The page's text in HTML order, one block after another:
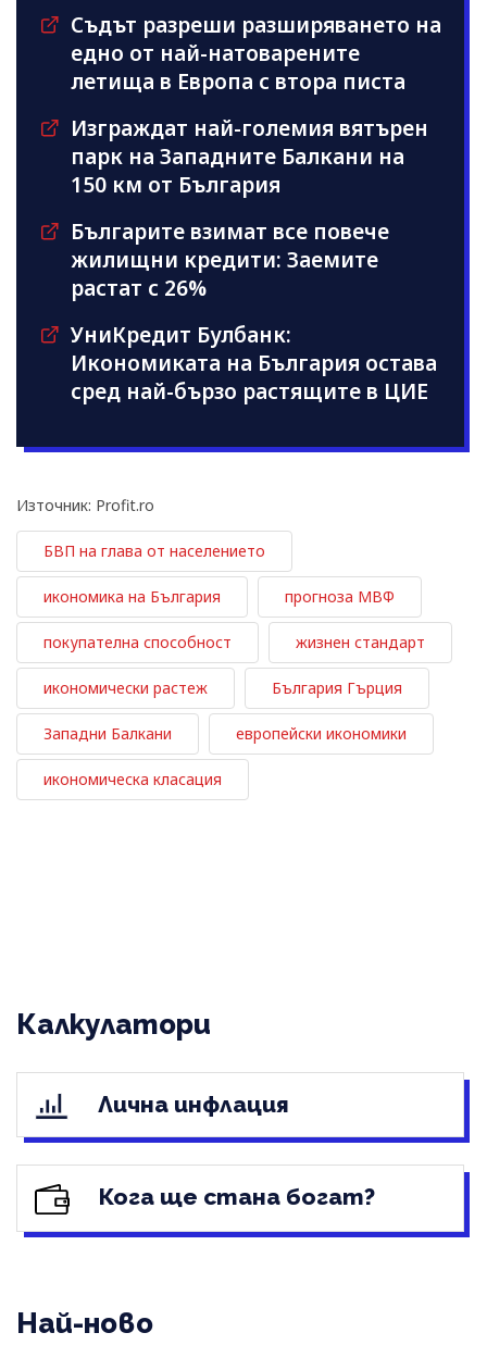
Съдът разреши разширяването на
едно от най-натоварените
летища в Европа с втора писта
Изграждат най-големия вятърен
парк на Западните Балкани на
150 км от България
Българите взимат все повече
жилищни кредити: Заемите
растат с 26%
УниКредит Булбанк:
Икономиката на България остава
сред най-бързо растящите в ЦИЕ
Източник: Profit.ro
БВП на глава от населението
икономика на България прогноза МВФ
покупателна способност жизнен стандарт
икономически растеж България Гърция
Западни Балкани европейски икономики
икономическа класация
Калкулатори
Лична инфлация
Кога ще стана богат?
Най-ново